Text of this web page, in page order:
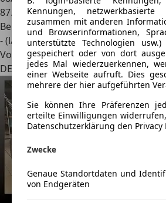
87.835 km
Benzin
- (l/100 km)
Von privat
DE 37242Bad Sooden-allendorf, Stadt
Kennungen, netzwerkbasierte
zusammen mit anderen
und Browserinformationen,
unterstützte Technologien
gespeichert oder von dort
jedes Mal wiederzuerkennen,
einer Webseite aufruft. Dies
mehrere der hier aufgeführten
Sie können Ihre Präferenzen
erteilte Einwilligungen
Datenschutzerklärung den
Zwecke
Genaue Standortdaten und
von Endgeräten